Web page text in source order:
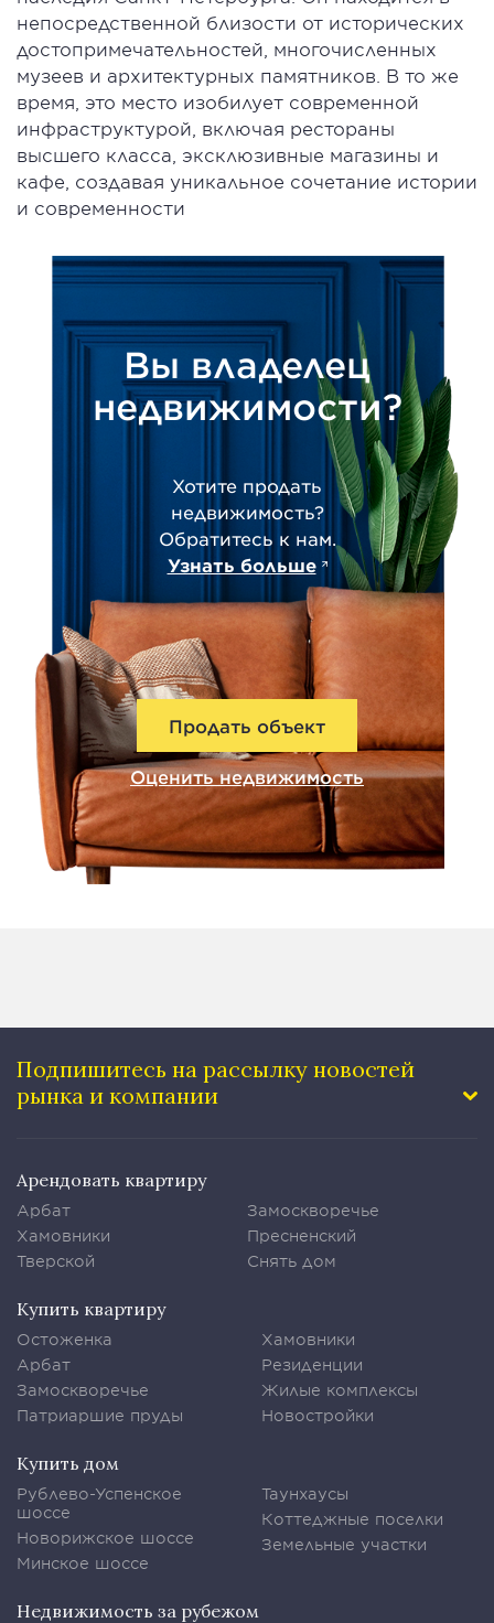
непосредственной близости от исторических
достопримечательностей, многочисленных
музеев и архитектурных памятников. В то же
время, это место изобилует современной
инфраструктурой, включая рестораны
высшего класса, эксклюзивные магазины и
кафе, создавая уникальное сочетание истории
и современности
Вы владелец
недвижимости?
Хотите продать
недвижимость?
Обратитесь к нам.
Узнать больше
Продать объект
Оценить недвижимость
Подпишитесь на рассылку новостей
рынка и компании
Арендовать квартиру
Арбат
Хамовники
Тверской
Замоскворечье
Пресненский
Снять дом
Купить квартиру
Остоженка
Арбат
Замоскворечье
Патриаршие пруды
Хамовники
Резиденции
Жилые комплексы
Новостройки
Купить дом
Рублево-Успенское
шоссе
Новорижское шоссе
Минское шоссе
Таунхаусы
Коттеджные поселки
Земельные участки
Недвижимость за рубежом